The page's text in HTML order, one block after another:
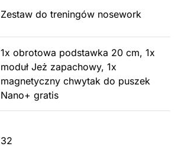
Zestaw do treningów nosework
1x obrotowa podstawka 20 cm, 1x
moduł Jeż zapachowy, 1x
magnetyczny chwytak do puszek
Nano+ gratis
32